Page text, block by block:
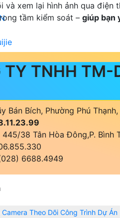
Ghi Hình
và xem lại hình ảnh qua điện
tầm kiểm soát – giúp bạn
TY TNHH
Bán Bích, Phường Phú Thạnh,
445/38 Tân Hòa Đông,P. Bình
6688.4949
Camera Theo Dõi Công Trình Dự Án